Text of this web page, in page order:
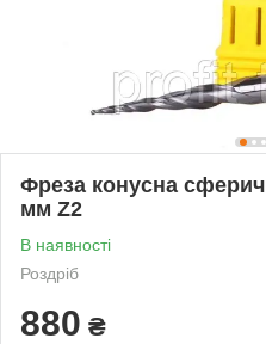
Фреза конусна
мм Z2
В наявності
Роздріб
880 ₴